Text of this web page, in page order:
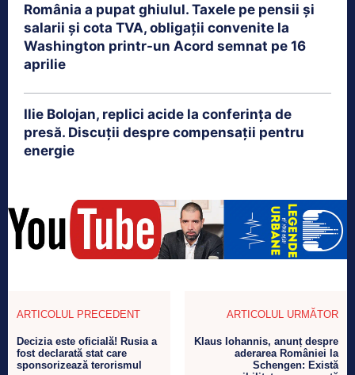
România a pupat ghiulul. Taxele pe pensii și
salarii și cota TVA, obligații convenite la
Washington printr-un Acord semnat pe 16
aprilie
Ilie Bolojan, replici acide la conferința de
presă. Discuții despre compensații pentru
energie
ARTICOLUL PRECEDENT
Decizia este oficială! Rusia a
fost declarată stat care
sponsorizează terorismul
ARTICOLUL URMĂTOR
Klaus Iohannis, anunț despre
aderarea României la
Schengen: Există